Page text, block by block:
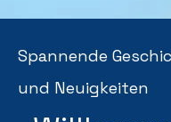
Spannende
und Neuigkeiten